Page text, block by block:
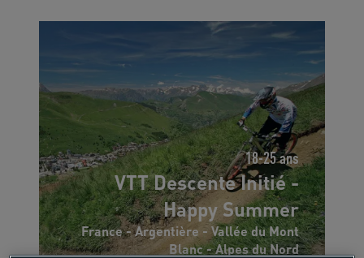
18-25 ans
VTT Descente Initié -
Happy Summer
France - Argentière - Vallée du Mont
Blanc - Alpes du Nord